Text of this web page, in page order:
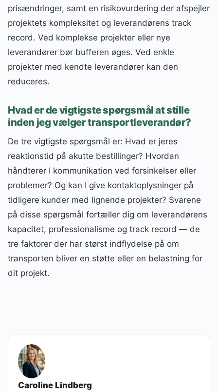
prisændringer, samt en risikovurdering der afspejler
projektets kompleksitet og leverandørens track
record. Ved komplekse projekter eller nye
leverandører bør bufferen øges. Ved enkle
projekter med kendte leverandører kan den
reduceres.
Hvad er de vigtigste spørgsmål at stille
inden jeg vælger transportleverandør?
De tre vigtigste spørgsmål er: Hvad er jeres
reaktionstid på akutte bestillinger? Hvordan
håndterer I kommunikation ved forsinkelser eller
problemer? Og kan I give kontaktoplysninger på
tidligere kunder med lignende projekter? Svarene
på disse spørgsmål fortæller dig om leverandørens
kapacitet, professionalisme og track record — de
tre faktorer der har størst indflydelse på om
transporten bliver en støtte eller en belastning for
dit projekt.
Caroline Lindberg